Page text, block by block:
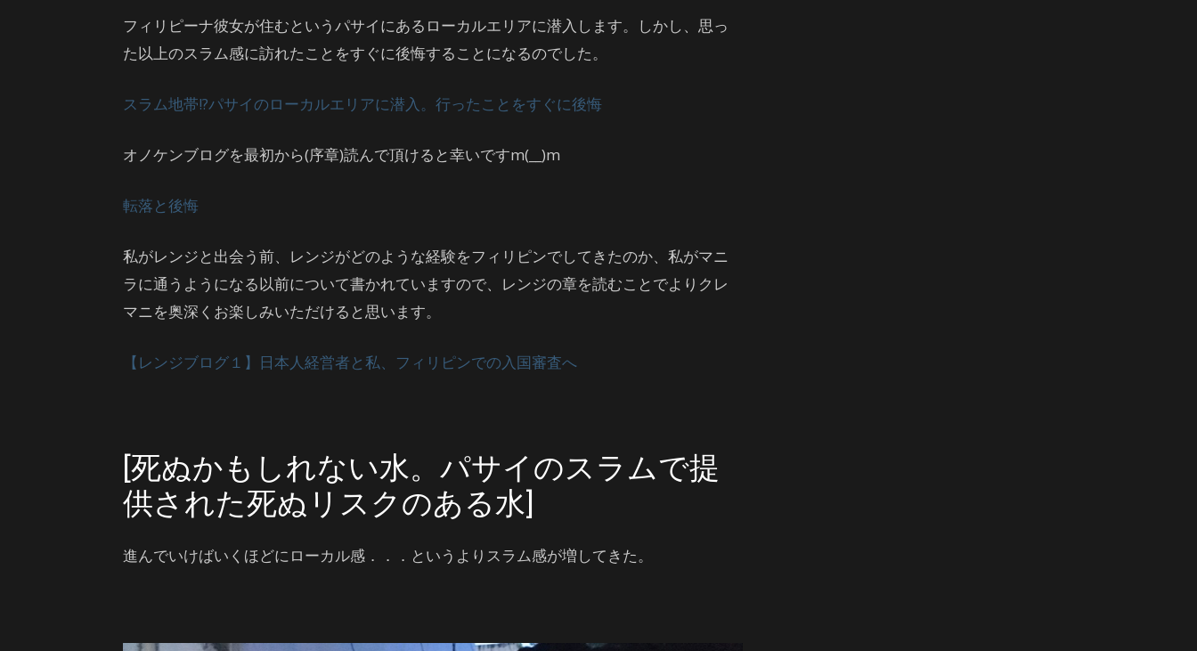
フィリピーナ彼女が住むというパサイにあるローカルエリアに潜入します。しかし、思っ
た以上のスラム感に訪れたことをすぐに後悔することになるのでした。
スラム地帯!?パサイのローカルエリアに潜入。行ったことをすぐに後悔
オノケンブログを最初から(序章)読んで頂けると幸いですm(__)m
転落と後悔
私がレンジと出会う前、レンジがどのような経験をフィリピンでしてきたのか、私がマニ
ラに通うようになる以前について書かれていますので、レンジの章を読むことでよりクレ
マニを奥深くお楽しみいただけると思います。
【レンジブログ１】日本人経営者と私、フィリピンでの入国審査へ
[死ぬかもしれない水。パサイのスラムで提
供された死ぬリスクのある水]
進んでいけばいくほどにローカル感．．．というよりスラム感が増してきた。